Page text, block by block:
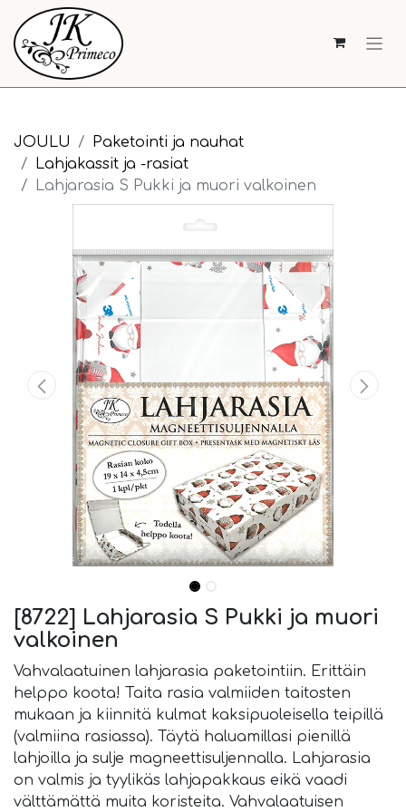
JOULU
Paketointi ja nauhat
Lahjakassit ja -rasiat
Lahjarasia S Pukki ja muori valkoinen
[8722] Lahjarasia S Pukki ja muori
valkoinen
Vahvalaatuinen lahjarasia paketointiin. Erittäin
helppo koota! Taita rasia valmiiden taitosten
mukaan ja kiinnitä kulmat kaksipuoleisella teipillä
(valmiina rasiassa). Täytä haluamillasi pienillä
lahjoilla ja sulje magneettisuljennalla. Lahjarasia
on valmis ja tyylikäs lahjapakkaus eikä vaadi
välttämättä muita koristeita. Vahvalaatuisen